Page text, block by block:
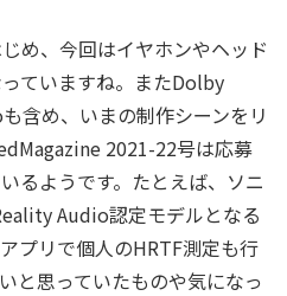
め、今回はイヤホンやヘッド
ていますね。またDolby
含め、いまの制作シーンをリ
2021-22号は応募
るようです。たとえば、ソニ
Audio認定モデルとなる
プリで個人のHRTF測定も行
と思っていたものや気になっ